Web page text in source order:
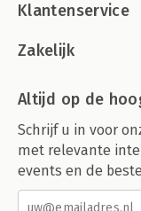
Klantenservice
Zakelijk
Altijd op de
Schrijf u in voor
met relevante
events en de